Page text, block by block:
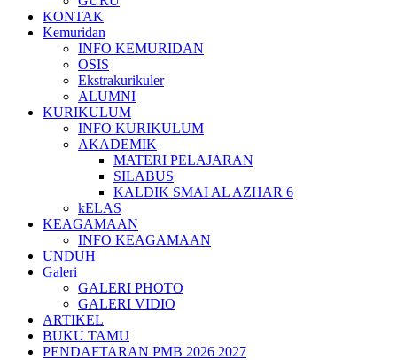
KONTAK
Kemuridan
INFO KEMURIDAN
OSIS
Ekstrakurikuler
ALUMNI
KURIKULUM
INFO KURIKULUM
AKADEMIK
MATERI PELAJARAN
SILABUS
KALDIK SMAI AL AZHAR 6
kELAS
KEAGAMAAN
INFO KEAGAMAAN
UNDUH
Galeri
GALERI PHOTO
GALERI VIDIO
ARTIKEL
BUKU TAMU
PENDAFTARAN PMB 2026 2027